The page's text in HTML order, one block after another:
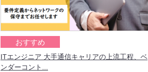
おすすめ
ITエンジニア 大手通信キャリアの上流工程、ベ
ンダーコント...